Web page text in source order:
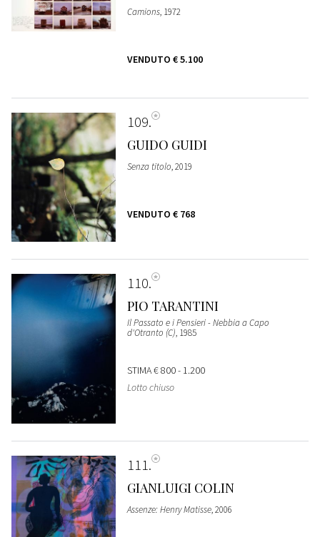
Camions, 1972
VENDUTO € 5.100
109
GUIDO GUIDI
Senza titolo, 2019
VENDUTO € 768
110
PIO TARANTINI
Il Passato e i Pensieri - Nebbia a Capo
d'Otranto (C), 1985
STIMA€ 800 - 1.200
Lotto chiuso
111
GIANLUIGI COLIN
Assenze: Henry Matisse, 2006